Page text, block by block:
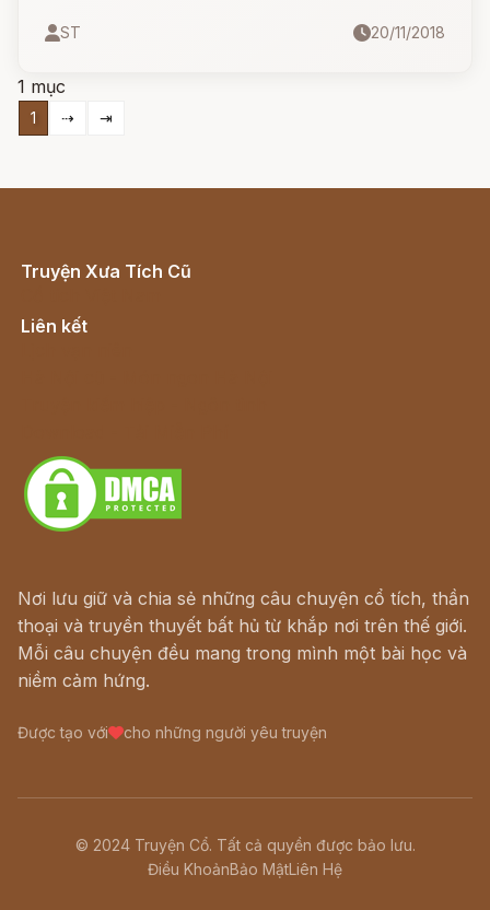
ST 20/11/2018
1 mục
1 ⇢ ⇥
Truyện Xưa Tích Cũ
Liên kết
Nơi lưu giữ và chia sẻ những câu chuyện cổ tích, thần
thoại và truyền thuyết bất hủ từ khắp nơi trên thế giới.
Mỗi câu chuyện đều mang trong mình một bài học và
niềm cảm hứng.
Được tạo với cho những người yêu truyện
© 2024 Truyện Cổ. Tất cả quyền được bảo lưu.
Điều KhoảnBảo MậtLiên Hệ